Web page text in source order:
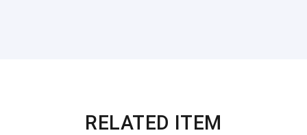
RELATED ITEM